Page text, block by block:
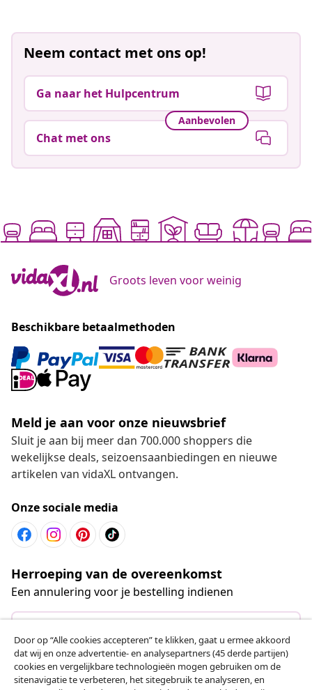
Ga naar het Hulpcentrum
Chat met ons
Beschikbare betaalmethoden
Meld je aan voor onze nieuwsbrief
Sluit je aan bij meer dan 700.000 shoppers die
wekelijkse deals, seizoensaanbiedingen en nieuwe
Onze sociale media
Herroeping van de overeenkomst
Een annulering voor je bestelling indienen
Herroeping van de overeenkomst
Door op “Alle cookies accepteren” te klikken, gaat u ermee akkoord
dat wij en onze advertentie- en analysepartners (45 derde partijen)
cookies en vergelijkbare technologieën mogen gebruiken om de
sitenavigatie te verbeteren, het sitegebruik te analyseren, en